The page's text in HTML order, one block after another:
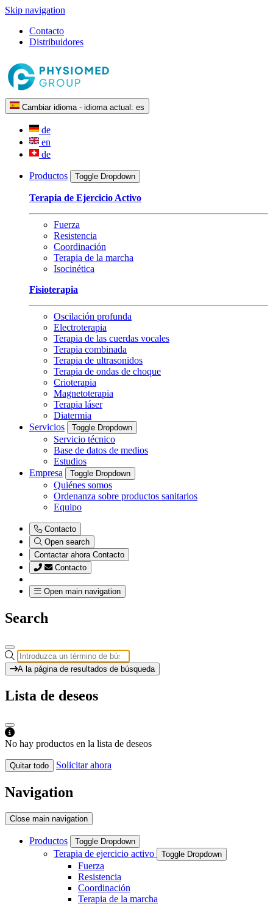
Skip navigation
Contacto
Distribuidores
Cambiar idioma - idioma actual: es
de
en
de
Productos Toggle Dropdown
Terapia de Ejercicio Activo
Fuerza
Resistencia
Coordinación
Terapia de la marcha
Isocinética
Fisioterapia
Oscilación profunda
Electroterapia
Terapia de las cuerdas vocales
Terapia combinada
Terapia de ultrasonidos
Terapia de ondas de choque
Crioterapia
Magnetoterapia
Terapia láser
Diatermia
Servicios
Toggle Dropdown
Servicio técnico
Base de datos de medios
Estudios
Empresa
Toggle Dropdown
Quiénes somos
Ordenanza sobre productos sanitarios
Equipo
Contacto
Open search
Contactar ahora Contacto
Contacto
Open main navigation
Search
A la página de resultados de búsqueda
Lista de deseos
No hay productos en la lista de deseos
Quitar todo Solicitar ahora
Navigation
Close main navigation
Productos Toggle Dropdown
Terapia de ejercicio activo Toggle Dropdown
Fuerza
Resistencia
Coordinación
Terapia de la marcha